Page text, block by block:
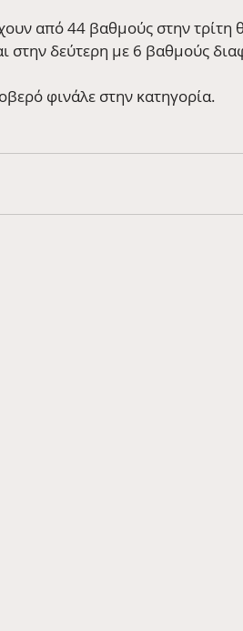
από 44 βαθμούς στην τρίτη
στην δεύτερη με 6 βαθμούς
φινάλε στην κατηγορία.